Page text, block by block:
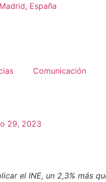
España
Comunicación
29, 2023
el INE, un 2,3% más